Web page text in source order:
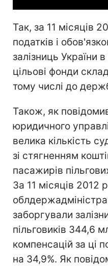
Так, за 11 місяців
податків і
залізниць України
цільові фонди
тому числі до
Також, як
юридичного
велика кількість
зі стягненням
пасажирів
За 11 місяців 2012
заборгували
пільговиків 344,6
компенсацій за ці
на 34,9%. Як